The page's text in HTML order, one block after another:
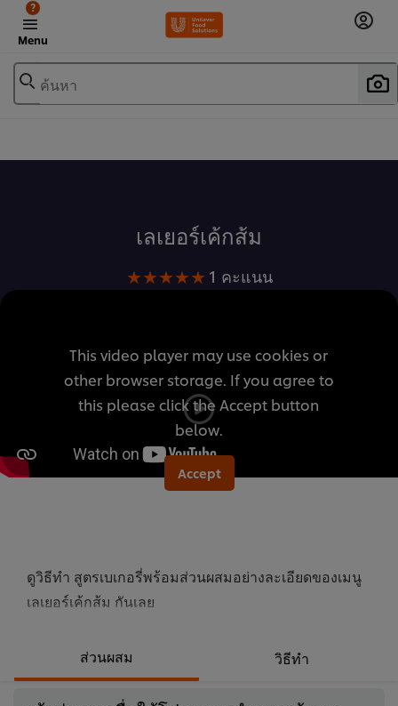
Menu
?
ค้นหา
เลเยอร์เค้กส้ม
คะแนน
เฉลี่ย
เค้ก
ส้ม
นี้
คือ
5.0
จาก
1
1 คะแนน
This video player may use cookies or
other browser storage. If you agree to
this please click the Accept button
below.
Accept
ดูวิธีทำ สูตรเบเกอรี่พร้อมส่วนผสมอย่างละเอียดของเมนู
เลเยอร์เค้กส้ม กันเลย
ส่วนผสม วิธีทำ